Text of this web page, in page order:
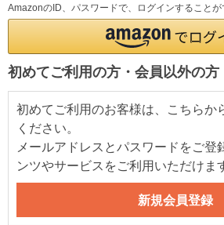
AmazonのID、パスワードで、ログインすることが
初めてご利用の方・会員以外の方
初めてご利用のお客様は、こちらか
ください。
メールアドレスとパスワードをご登
ンツやサービスをご利用いただけま